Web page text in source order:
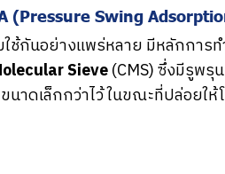
(Pressure Swing
ใช้กันอย่างแพร่หลาย มีหลักกา
Sieve(CMS) ซึ่งมีรูพรุ
นาดเล็กกว่าไว้ ในขณะที่ปล่อยให้